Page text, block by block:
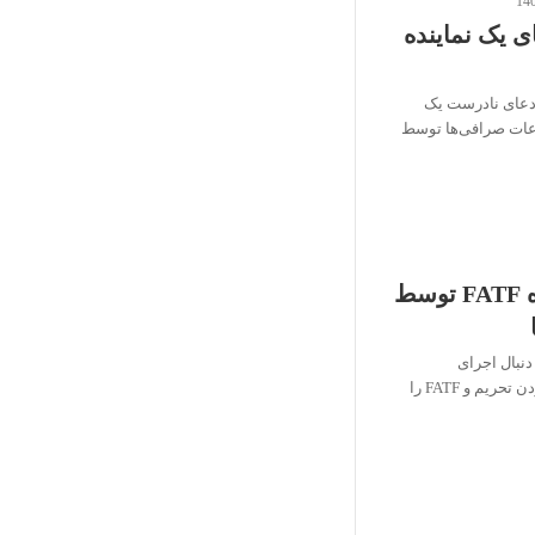
یک نماینده
نادرست یک
صرافی‌ها توسط
افشای اهداف پشت پرده FATF توسط
اجرای
استانداردهای FATF است که مکمل بودن تحریم و FATF را